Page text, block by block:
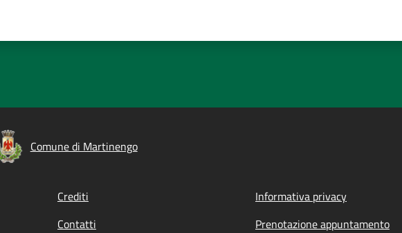
Comune di Martinengo
Crediti Informativa privacy
Contatti Prenotazione appuntamento